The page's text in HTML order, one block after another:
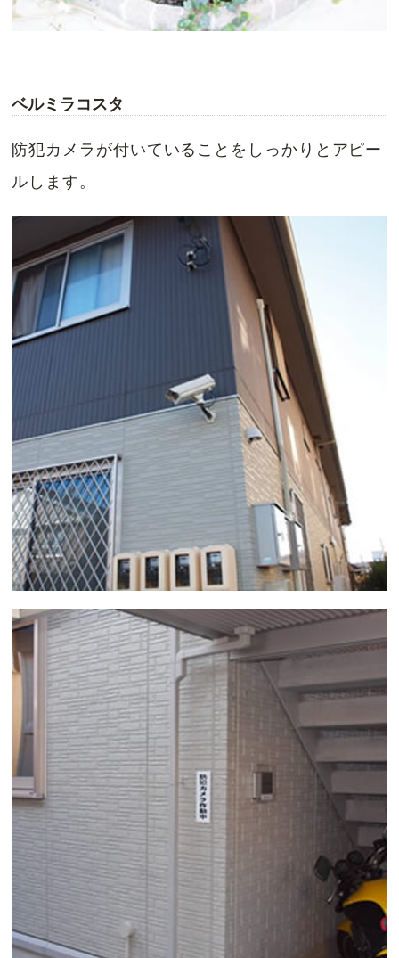
ベルミラコスタ
防犯カメラが付いていることをしっかりとアピー
ルします。